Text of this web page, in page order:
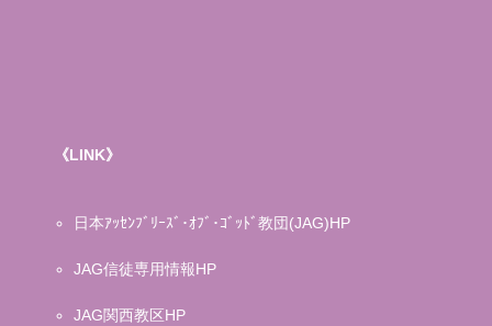
《LINK》
日本ｱｯｾﾝﾌﾞﾘｰｽﾞ･ｵﾌﾞ･ｺﾞｯﾄﾞ教団(JAG)HP
JAG信徒専用情報HP
JAG関西教区HP